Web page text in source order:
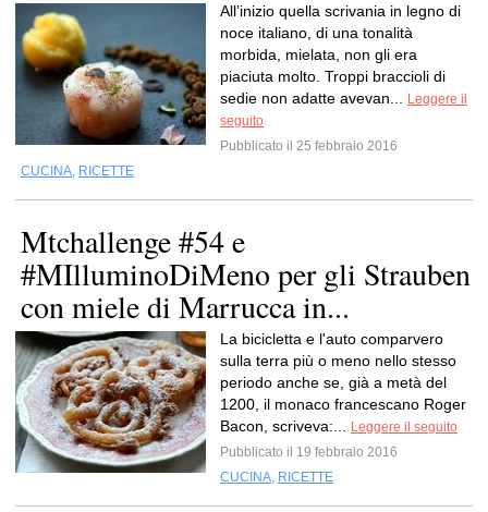
All’inizio quella scrivania in legno di
noce italiano, di una tonalità
morbida, mielata, non gli era
piaciuta molto. Troppi braccioli di
sedie non adatte avevan...
Leggere il
seguito
Pubblicato il 25 febbraio 2016
CUCINA, RICETTE
Mtchallenge #54 e
#MIlluminoDiMeno per gli Strauben
con miele di Marrucca in...
La bicicletta e l'auto comparvero
sulla terra più o meno nello stesso
periodo anche se, già a metà del
1200, il monaco francescano Roger
Bacon, scriveva:...
Leggere il seguito
Pubblicato il 19 febbraio 2016
CUCINA, RICETTE